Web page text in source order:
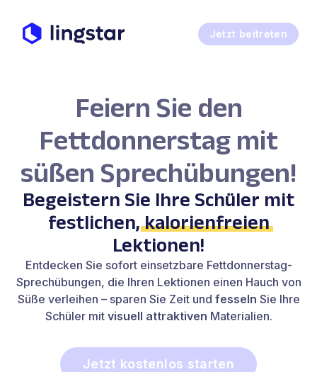
Jetzt beitreten
Feiern Sie den
Fettdonnerstag mit
süßen Sprechübungen!
Begeistern Sie Ihre Schüler mit
festlichen,kalorienfreien
Lektionen!
Entdecken Sie sofort einsetzbare Fettdonnerstag-
Sprechübungen, die Ihren Lektionen einen Hauch von
Süße verleihen – sparen Sie Zeit und fesseln Sie Ihre
Schüler mit visuell attraktiven Materialien.
Jetzt kostenlos starten